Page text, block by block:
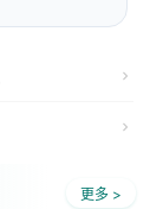
更多 >